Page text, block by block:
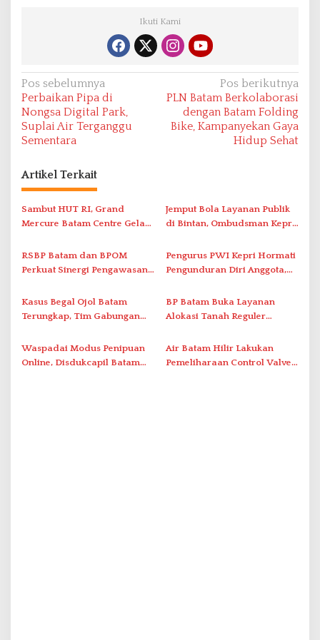
Ikuti Kami
N
a
v
i
g
a
s
i
o
Pos sebelumnya
Perbaikan Pipa di
Nongsa Digital Park,
Suplai Air Terganggu
Sementara
Pos berikutnya
PLN Batam Berkolaborasi
dengan Batam Folding
Bike, Kampanyekan Gaya
Hidup Sehat
Artikel Terkait
Sambut HUT RI, Grand
Mercure Batam Centre Gelar
Nusantara’
Jemput Bola Layanan Publik
di Bintan, Ombudsman Kepri
Solar Nelayan
RSBP Batam dan BPOM
Perkuat Sinergi Pengawasan
Pelayanan Kefarmasian
Pengurus PWI Kepri Hormati
Pengunduran Diri Anggota,
Administrasi ke Pusat
Kasus Begal Ojol Batam
Terungkap, Tim Gabungan
Simpang Dam
BP Batam Buka Layanan
Alokasi Tanah Reguler
Waspadai Modus Penipuan
Online, Disdukcapil Batam
Air Batam Hilir Lakukan
Pemeliharaan Control Valve,